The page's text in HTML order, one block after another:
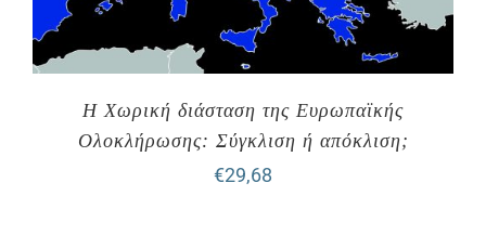
Η Χωρική διάσταση της Ευρωπαϊκής
Ολοκλήρωσης: Σύγκλιση ή απόκλιση;
€29,68